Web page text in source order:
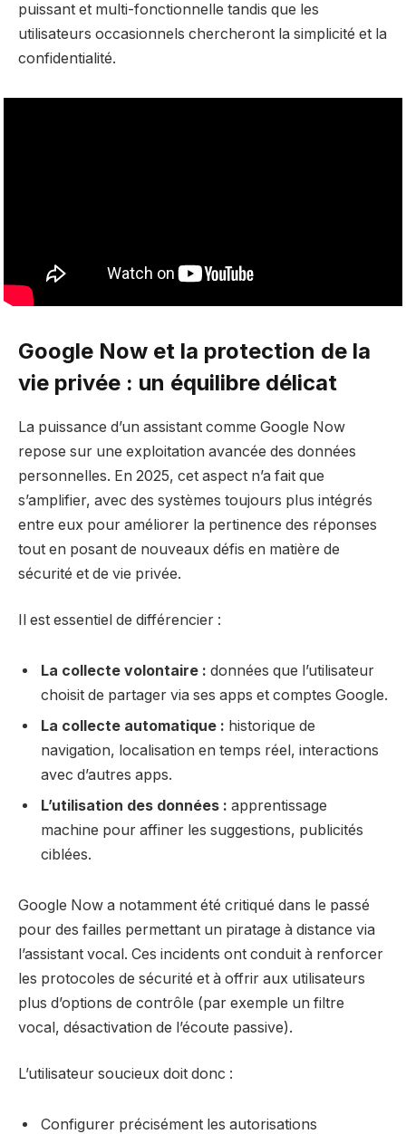
puissant et multi-fonctionnelle tandis que les
utilisateurs occasionnels chercheront la simplicité et la
confidentialité.
Google Now et la protection de la
vie privée : un équilibre délicat
La puissance d’un assistant comme Google Now
repose sur une exploitation avancée des données
personnelles. En 2025, cet aspect n’a fait que
s’amplifier, avec des systèmes toujours plus intégrés
entre eux pour améliorer la pertinence des réponses
tout en posant de nouveaux défis en matière de
sécurité et de vie privée.
Il est essentiel de différencier :
La collecte volontaire : données que l’utilisateur
choisit de partager via ses apps et comptes Google.
La collecte automatique : historique de
navigation, localisation en temps réel, interactions
avec d’autres apps.
L’utilisation des données : apprentissage
machine pour affiner les suggestions, publicités
ciblées.
Google Now a notamment été critiqué dans le passé
pour des failles permettant un piratage à distance via
l’assistant vocal. Ces incidents ont conduit à renforcer
les protocoles de sécurité et à offrir aux utilisateurs
plus d’options de contrôle (par exemple un filtre
vocal, désactivation de l’écoute passive).
L’utilisateur soucieux doit donc :
Configurer précisément les autorisations